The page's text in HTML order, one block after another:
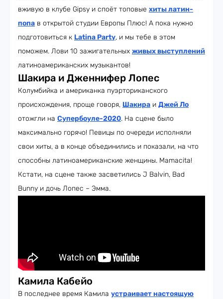
вживую в клубе Gipsy и споёт топовые хиты латин-
попа в открытой студии Европы Плюс! А пока нужно
подготовиться к Latina Party, и мы тебе в этом
поможем. Лови 10 зажигательных живых выступлений
латиноамериканских музыкантов!
Шакира и Дженнифер Лопес
Колумбийка и американка пуэрториканского
происхождения, проще говоря, Шакира и Джей Ло
отожгли на Супербоуле-2020. На сцене было
максимально горячо! Певицы по очереди исполняли
свои хиты, а в конце объединились и показали, на что
способны латиноамериканские женщины. Mamacita!
Кстати, на сцене также засветились J Balvin, Bad
Bunny и дочь Лопес – Эмма.
Камила Кабейо
В последнее время Камила устраивает настоящую